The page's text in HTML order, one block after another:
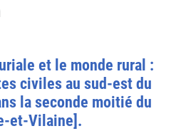
et le monde rural :
civiles au sud-est du
la seconde moitié du
et-Vilaine].